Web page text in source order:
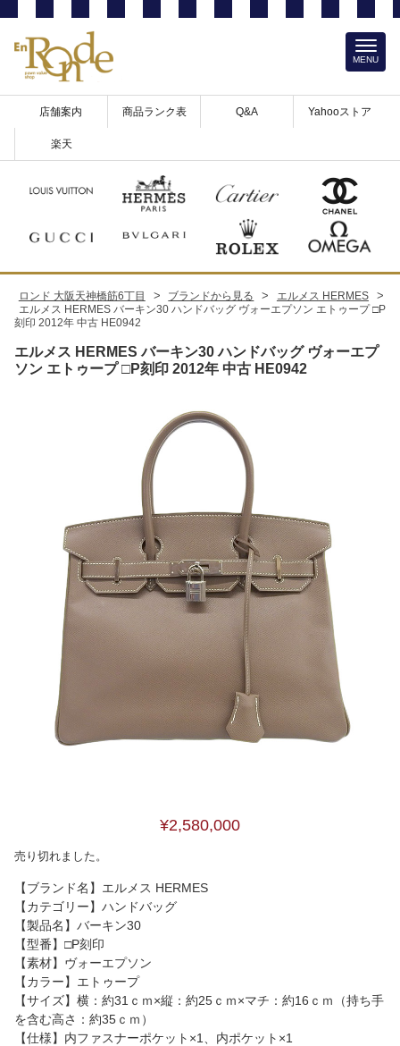
店舗案内 商品ランク表 Q&A Yahooストア
楽天
MENU
ロンド 大阪天神橋筋6丁目 > ブランドから見る > エルメス HERMES >
エルメス HERMES バーキン30 ハンドバッグ ヴォーエプソン エトゥープ □P
刻印 2012年 中古 HE0942
エルメス HERMES バーキン30 ハンドバッグ ヴォーエプ
ソン エトゥープ □P刻印 2012年 中古 HE0942
¥2,580,000
売り切れました。
【ブランド名】エルメス HERMES
【カテゴリー】ハンドバッグ
【製品名】バーキン30
【型番】□P刻印
【素材】ヴォーエプソン
【カラー】エトゥープ
【サイズ】横：約31ｃｍ×縦：約25ｃｍ×マチ：約16ｃｍ（持ち手
を含む高さ：約35ｃｍ）
【仕様】内ファスナーポケット×1、内ポケット×1